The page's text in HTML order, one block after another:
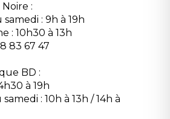
:
: 9h à 19h
: 10h30 à 13h
83 67 47
BD :
à 19h
: 10h à 13h / 14h à